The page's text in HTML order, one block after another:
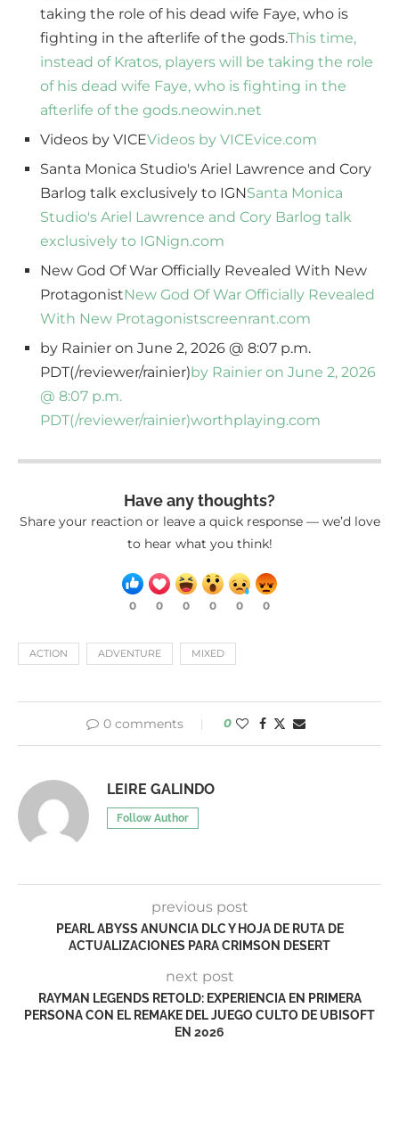
taking the role of his dead wife Faye, who is
fighting in the afterlife of the gods.This time,
instead of Kratos, players will be taking the role
of his dead wife Faye, who is fighting in the
afterlife of the gods.neowin.net
Videos by VICEVideos by VICEvice.com
Santa Monica Studio's Ariel Lawrence and Cory
Barlog talk exclusively to IGNSanta Monica
Studio's Ariel Lawrence and Cory Barlog talk
exclusively to IGNign.com
New God Of War Officially Revealed With New
ProtagonistNew God Of War Officially Revealed
With New Protagonistscreenrant.com
by Rainier on June 2, 2026 @ 8:07 p.m.
PDT(/reviewer/rainier)by Rainier on June 2, 2026
@ 8:07 p.m.
PDT(/reviewer/rainier)worthplaying.com
Have any thoughts?
Share your reaction or leave a quick response — we’d love
to hear what you think!
0 0 0 0 0 0
ACTION ADVENTURE MIXED
0 comments 0
LEIRE GALINDO
Follow Author
previous post
PEARL ABYSS ANUNCIA DLC Y HOJA DE RUTA DE
ACTUALIZACIONES PARA CRIMSON DESERT
next post
RAYMAN LEGENDS RETOLD: EXPERIENCIA EN PRIMERA
PERSONA CON EL REMAKE DEL JUEGO CULTO DE UBISOFT
EN 2026